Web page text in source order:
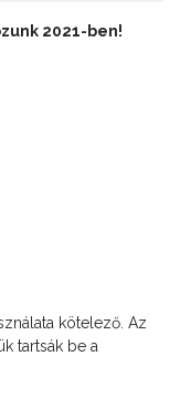
2021-ben!
kötelező. Az
tartsák be a